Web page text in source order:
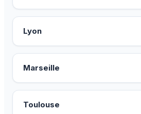
Lyon
Marseille
Toulouse